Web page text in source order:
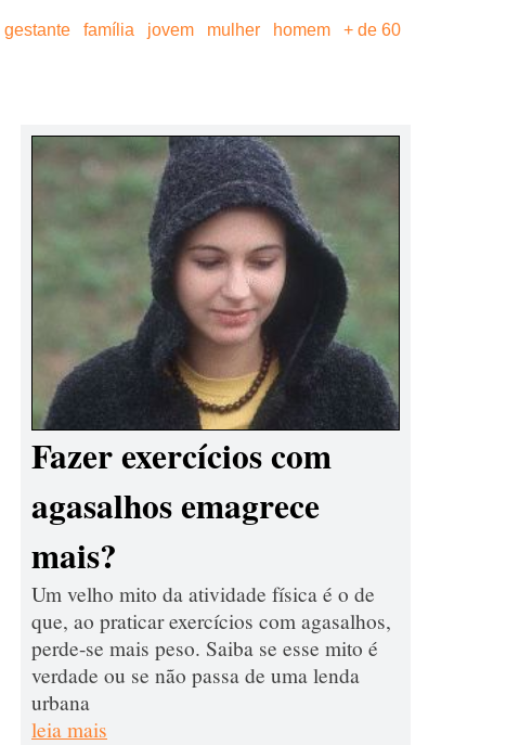
gestante família jovem mulher homem + de 60
Fazer exercícios com
agasalhos emagrece
mais?
Um velho mito da atividade física é o de
que, ao praticar exercícios com agasalhos,
perde-se mais peso. Saiba se esse mito é
verdade ou se não passa de uma lenda
urbana
leia mais